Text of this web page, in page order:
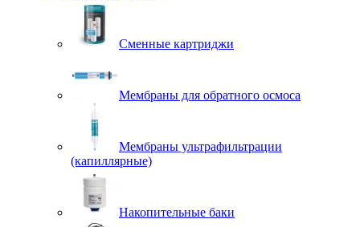
Сменные картриджи
Мембраны для обратного осмоса
Мембраны ультрафильтрации
(капиллярные)
Накопительные баки